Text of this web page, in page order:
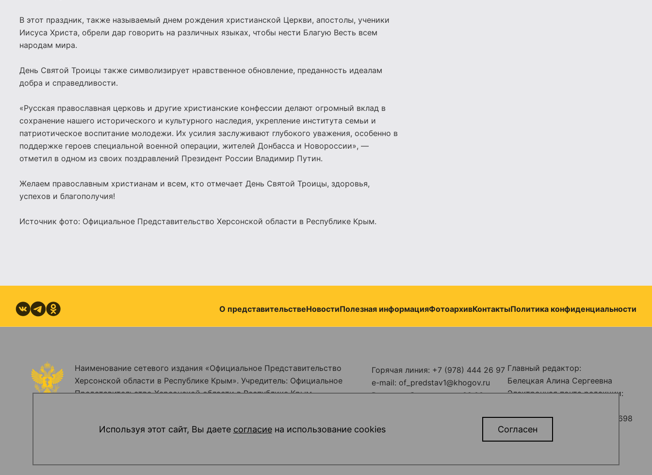
В этот праздник, также называемый днем рождения христианской Церкви, апостолы, ученики
Иисуса Христа, обрели дар говорить на различных языках, чтобы нести Благую Весть всем
народам мира.
День Святой Троицы также символизирует нравственное обновление, преданность идеалам
добра и справедливости.
«Русская православная церковь и другие христианские конфессии делают огромный вклад в
сохранение нашего исторического и культурного наследия, укрепление института семьи и
патриотическое воспитание молодежи. Их усилия заслуживают глубокого уважения, особенно в
поддержке героев специальной военной операции, жителей Донбасса и Новороссии», —
отметил в одном из своих поздравлений Президент России Владимир Путин.
Желаем православным христианам и всем, кто отмечает День Святой Троицы, здоровья,
успехов и благополучия!
Источник фото: Официальное Представительство Херсонской области в Республике Крым.
О представительствеНовостиПолезная информацияФотоархивКонтактыПолитика конфиденциальности
Наименование сетевого издания «Официальное Представительство
Херсонской области в Республике Крым». Учредитель: Официальное
Представительство Херсонской области в Республике Крым
(Роскомнадзор). Регистрационный номер ЭЛ № ФС77 - 86914 от 16
Горячая линия: +7 (978) 444 26 97
e-mail: of_predstav1@khogov.ru
Режим работы: пн-пт с 09:00 до
обеденный перерыв: с 13:00 до
14:00
Главный редактор:
Белецкая Алина Сергеевна
Электронная почта редакции:
Телефон редакции: +7 (978) 698
12 80
Используя этот сайт, Вы даете согласие на использование cookies Согласен